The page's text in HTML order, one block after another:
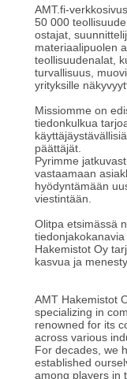
AMT.fi-
50 000
ostajat,
materiaalipuolen
teollisuudenalat,
turvallisuus,
yrityksille
Missiomme on
tiedonkulkua
päättäjät.
Pyrimme
vastaamaan
hyödyntämään
viestintään.
Olitpa etsimässä
Hakemistot Oy
kasvua ja
AMT Hakemistot
specializing in
renowned for its
across various
For decades, we
established
among players in